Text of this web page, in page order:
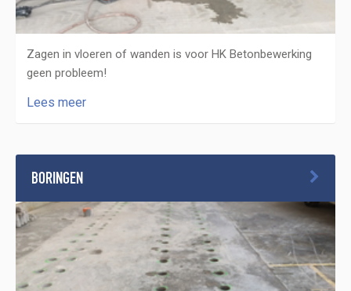
Zagen in vloeren of wanden is voor HK Betonbewerking
geen probleem!
Lees meer
BORINGEN